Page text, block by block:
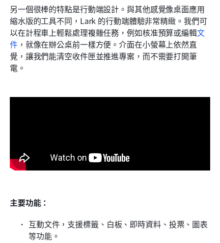
另一個很棒的特點是行動端設計。與其他感覺像桌面應用
縮水版的工具不同，Lark 的行動端體驗非常精緻。我們可
以在計程車上輕鬆處理複雜任務，例如核准預算或編輯文
件，就像在辦公桌前一樣方便。介面在小螢幕上依然直
覺，讓我們能清空收件匣並推進專案，而不需要打開筆
電。
主要功能：
互動文件，支援標籤、白板、即時資料、投票、圖表
等功能。